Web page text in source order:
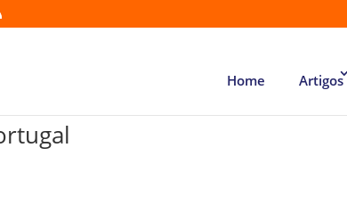
Home Artigos